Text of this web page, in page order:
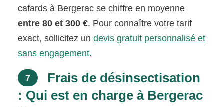
cafards à Bergerac se chiffre en moyenne
entre 80 et 300 €. Pour connaître votre tarif
exact, sollicitez undevis gratuit personnalisé et
sans engagement.
7
Frais de désinsectisation
: Qui est en charge à Bergerac